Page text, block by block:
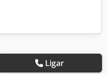
Ligar